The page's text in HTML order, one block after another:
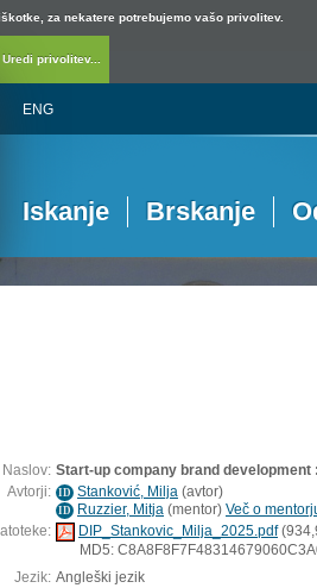
za nekatere potrebujemo vašo privolitev.
Uredi privolitev...
ENG
Iskanje Brskanje
Naslov: Start-up company brand development
Avtorji: ID Stanković, Milja (avtor)
ID Ruzzier, Mitja (mentor) Več o
DIP_Stankovic_Milja_2025.pdf
MD5:
Jezik: Angleški jezik